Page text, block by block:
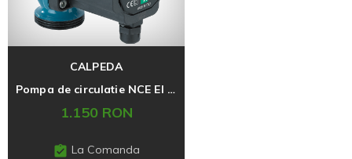
CALPEDA
Pompa de circulatie NCE EI 15 60
1.150 RON
La Comanda